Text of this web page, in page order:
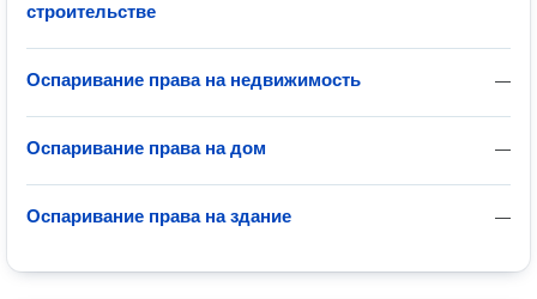
строительстве
—
Оспаривание права на недвижимость
—
Оспаривание права на дом
—
Оспаривание права на здание